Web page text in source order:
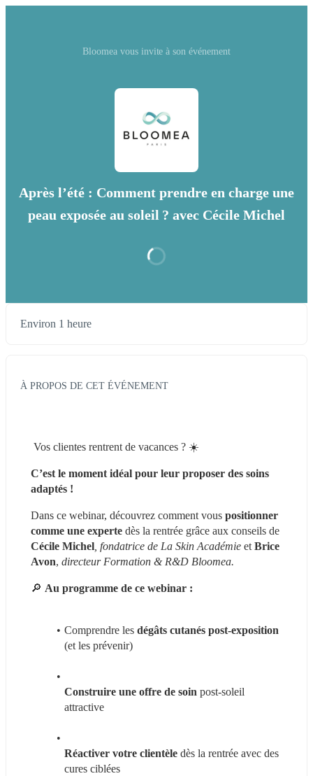
Bloomea vous invite à son événement
Après l’été : Comment prendre en charge une
peau exposée au soleil ? avec Cécile Michel
Environ 1 heure
À PROPOS DE CET ÉVÉNEMENT
Vos clientes rentrent de vacances ? ☀️
C’est le moment idéal pour leur proposer des soins
adaptés !
Dans ce webinar, découvrez comment vous positionner
comme une experte
Cécile Michel , fondatrice de La Skin Académie et Brice
Avon, directeur Formation & R&D Bloomea.
🔎 Au programme de ce webinar :
Comprendre les
(et les prévenir)
Construire une offre de soin post-soleil
attractive
Réactiver votre clientèle dès la rentrée avec des
cures ciblées